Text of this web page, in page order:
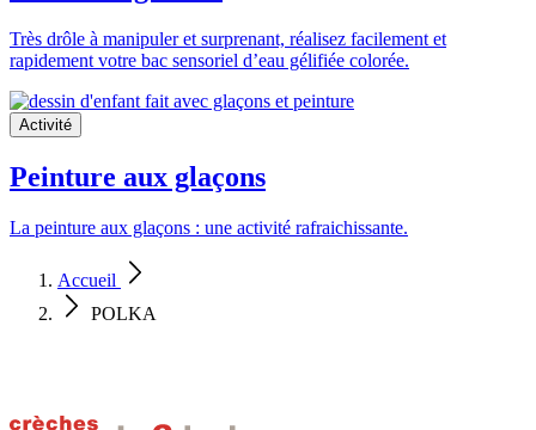
Très drôle à manipuler et surprenant, réalisez facilement et
rapidement votre bac sensoriel d’eau gélifiée colorée.
Activité
Peinture aux glaçons
La peinture aux glaçons : une activité rafraichissante.
Accueil
POLKA